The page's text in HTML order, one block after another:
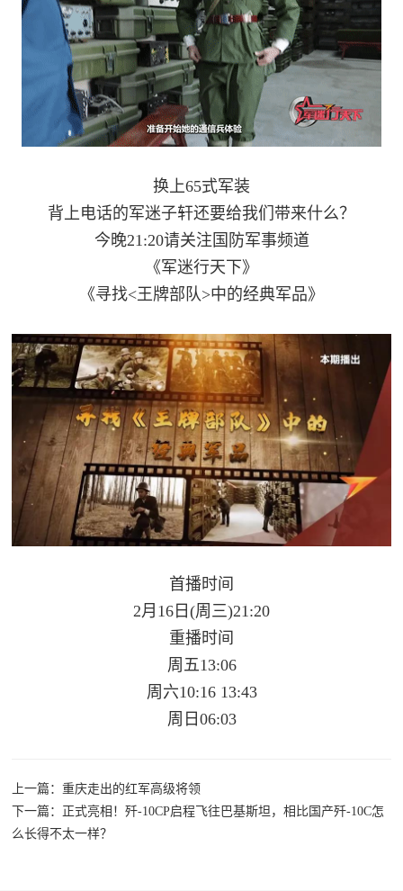
换上65式军装
背上电话的军迷子轩还要给我们带来什么？
今晚21:20请关注国防军事频道
《军迷行天下》
《寻找<王牌部队>中的经典军品》
首播时间
2月16日(周三)21:20
重播时间
周五13:06
周六10:16 13:43
周日06:03
上一篇：重庆走出的红军高级将领
下一篇：正式亮相！歼-10CP启程飞往巴基斯坦，相比国产歼-10C怎
么长得不太一样？